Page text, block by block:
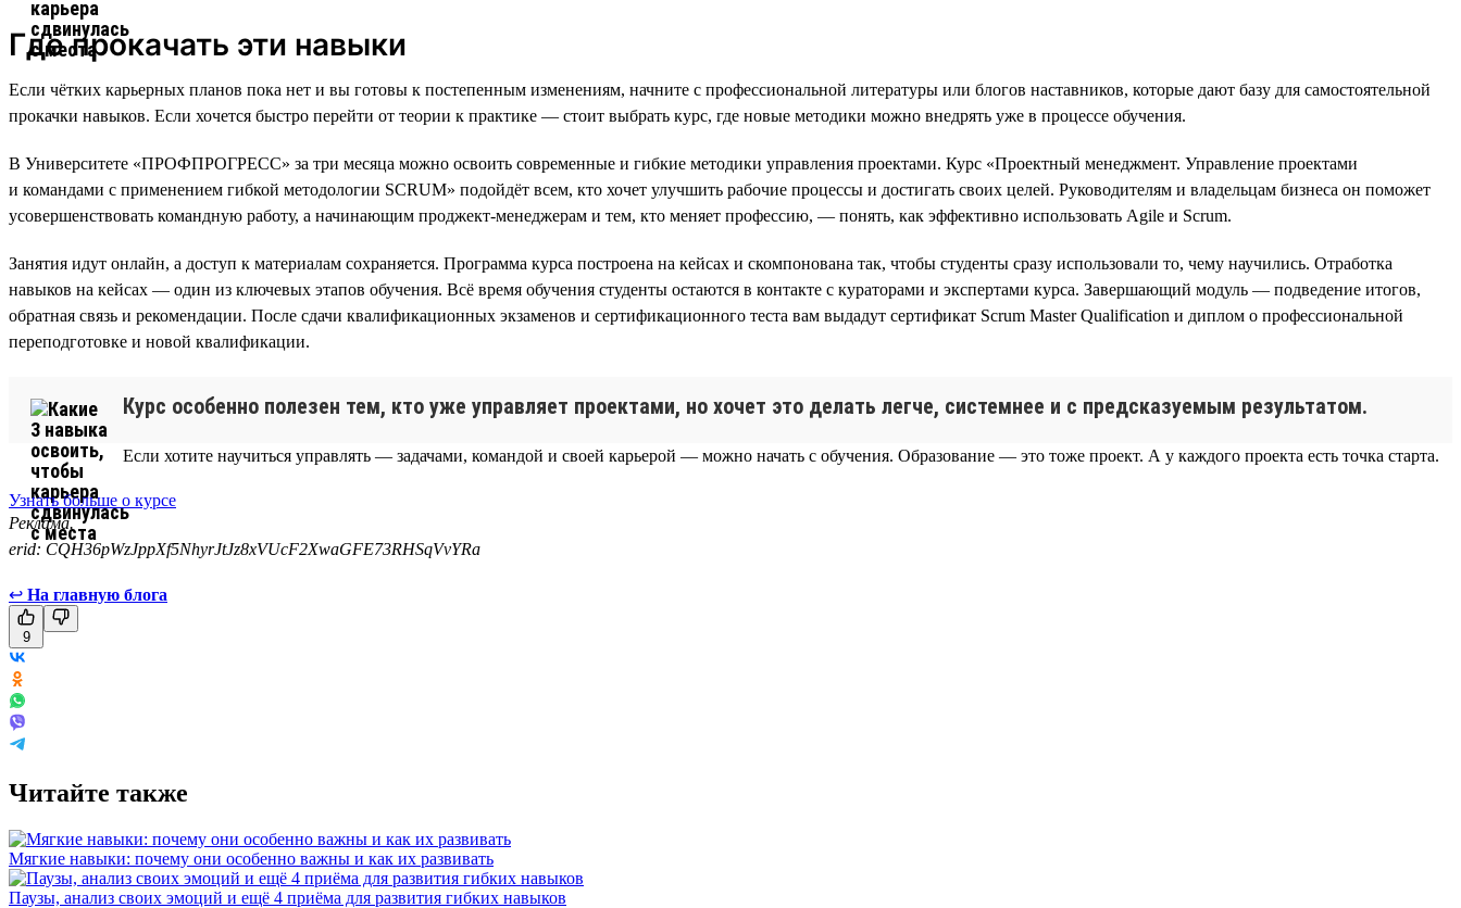
Где прокачать эти навыки
Если чётких карьерных планов пока нет и вы готовы к постепенным изменениям, начните с профессиональной литературы или блогов наставников, которые дают базу для самостоятельной
прокачки навыков. Если хочется быстро перейти от теории к практике — стоит выбрать курс, где новые методики можно внедрять уже в процессе обучения.
В Университете «ПРОФПРОГРЕСС» за три месяца можно освоить современные и гибкие методики управления проектами. Курс «Проектный менеджмент. Управление проектами
и командами с применением гибкой методологии SCRUM» подойдёт всем, кто хочет улучшить рабочие процессы и достигать своих целей. Руководителям и владельцам бизнеса он поможет
усовершенствовать командную работу, а начинающим проджект-менеджерам и тем, кто меняет профессию, — понять, как эффективно использовать Agile и Scrum.
Занятия идут онлайн, а доступ к материалам сохраняется. Программа курса построена на кейсах и скомпонована так, чтобы студенты сразу использовали то, чему научились. Отработка
навыков на кейсах — один из ключевых этапов обучения. Всё время обучения студенты остаются в контакте с кураторами и экспертами курса. Завершающий модуль — подведение итогов,
обратная связь и рекомендации. После сдачи квалификационных экзаменов и сертификационного теста вам выдадут сертификат Scrum Master Qualification и диплом о профессиональной
переподготовке и новой квалификации.
Курс особенно полезен тем, кто уже управляет проектами, но хочет это делать легче, системнее и с предсказуемым результатом.
Если хотите научиться управлять — задачами, командой и своей карьерой — можно начать с обучения. Образование — это тоже проект. А у каждого проекта есть точка старта.
Узнать больше о курсе
Реклама.
erid: CQH36pWzJppXf5NhyrJtJz8xVUcF2XwaGFE73RHSqVvYRa
↩ На главную блога
9
Читайте также
Мягкие навыки: почему они особенно важны и как их развивать
Паузы, анализ своих эмоций и ещё 4 приёма для развития гибких навыков